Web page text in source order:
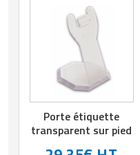
Porte étiquette
transparent sur pied